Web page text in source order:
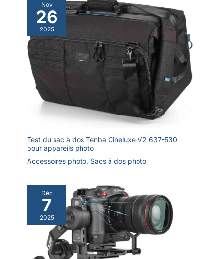
Nov
26
2025
Test du sac à dos Tenba Cineluxe V2 637-530
pour appareils photo
Accessoires photo, Sacs à dos photo
Déc
7
2025